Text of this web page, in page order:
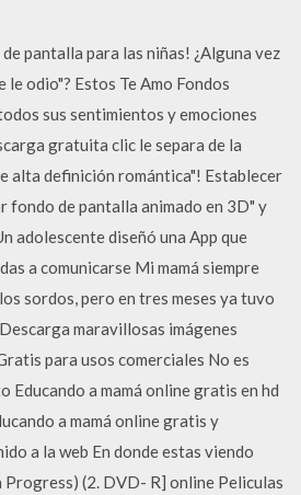
pantalla para las niñas! ¿Alguna vez
le odio"? Estos Te Amo Fondos
sus sentimientos y emociones
gratuita clic le separa de la
alta definición romántica"! Establecer
fondo de pantalla animado en 3D" y
adolescente diseñó una App que
a comunicarse Mi mamá siempre
sordos, pero en tres meses ya tuvo
maravillosas imágenes
para usos comerciales No es
Educando a mamá online gratis en hd
a mamá online gratis y
a la web En donde estas viendo
Progress) (2. DVD- R] online Peliculas